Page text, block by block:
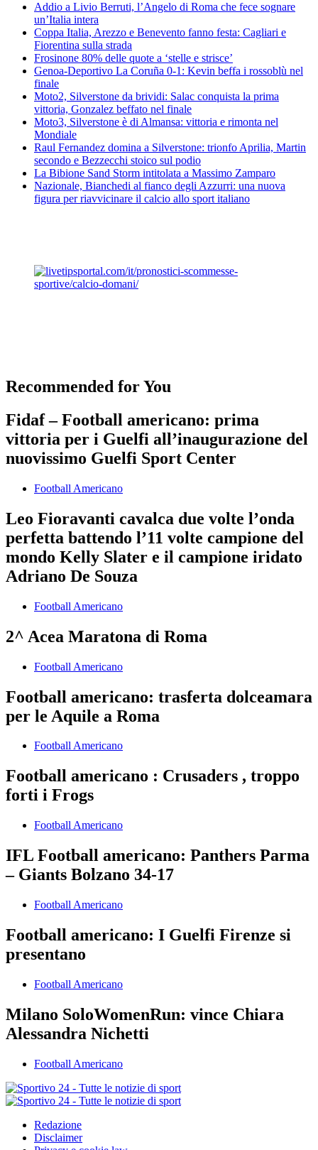
Addio a Livio Berruti, l’Angelo di Roma che fece sognare
un’Italia intera
Coppa Italia, Arezzo e Benevento fanno festa: Cagliari e
Fiorentina sulla strada
Frosinone 80% delle quote a ‘stelle e strisce’
Genoa-Deportivo La Coruña 0-1: Kevin beffa i rossoblù nel
finale
Moto2, Silverstone da brividi: Salac conquista la prima
vittoria, Gonzalez beffato nel finale
Moto3, Silverstone è di Almansa: vittoria e rimonta nel
Mondiale
Raul Fernandez domina a Silverstone: trionfo Aprilia, Martin
secondo e Bezzecchi stoico sul podio
La Bibione Sand Storm intitolata a Massimo Zamparo
Nazionale, Bianchedi al fianco degli Azzurri: una nuova
figura per riavvicinare il calcio allo sport italiano
Recommended for You
Fidaf – Football americano: prima
vittoria per i Guelfi all’inaugurazione del
nuovissimo Guelfi Sport Center
Football Americano
Leo Fioravanti cavalca due volte l’onda
perfetta battendo l’11 volte campione del
mondo Kelly Slater e il campione iridato
Adriano De Souza
Football Americano
2^ Acea Maratona di Roma
Football Americano
Football americano: trasferta dolceamara
per le Aquile a Roma
Football Americano
Football americano : Crusaders , troppo
forti i Frogs
Football Americano
IFL Football americano: Panthers Parma
– Giants Bolzano 34-17
Football Americano
Football americano: I Guelfi Firenze si
presentano
Football Americano
Milano SoloWomenRun: vince Chiara
Alessandra Nichetti
Football Americano
Redazione
Disclaimer